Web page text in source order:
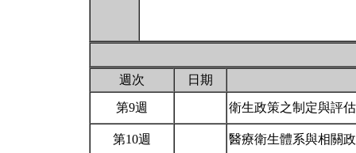
週次 日期
第9週 衛生政策之制定與評
第10週 醫療衛生體系與相關